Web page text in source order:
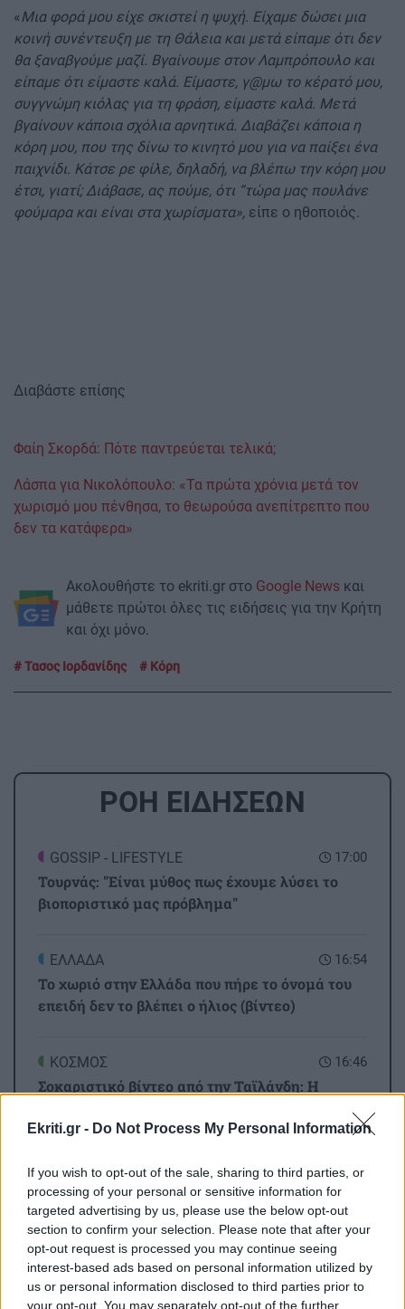
Ekriti.gr - Do Not Process My Personal Information
If you wish to opt-out of the sale, sharing to third parties, or
processing of your personal or sensitive information for
targeted advertising by us, please use the below opt-out
section to confirm your selection. Please note that after your
opt-out request is processed you may continue seeing
interest-based ads based on personal information utilized by
us or personal information disclosed to third parties prior to
your opt-out. You may separately opt-out of the further
«Μια φορά μου είχε σκιστεί η ψυχή. Είχαμε δώσει μια
κοινή συνέντευξη με τη Θάλεια και μετά είπαμε ότι δεν
θα ξαναβγούμε μαζί. Βγαίνουμε στον Λαμπρόπουλο και
είπαμε ότι είμαστε καλά. Είμαστε, γ@μω το κέρατό μου,
συγγνώμη κιόλας για τη φράση, είμαστε καλά. Μετά
βγαίνουν κάποια σχόλια αρνητικά. Διαβάζει κάποια η
κόρη μου, που της δίνω το κινητό μου για να παίξει ένα
παιχνίδι. Κάτσε ρε φίλε, δηλαδή, να βλέπω την κόρη μου
έτσι, γιατί; Διάβασε, ας πούμε, ότι “τώρα μας πουλάνε
φούμαρα και είναι στα χωρίσματα», είπε ο ηθοποιός.
Διαβάστε επίσης
Φαίη Σκορδά: Πότε παντρεύεται τελικά;
Λάσπα για Νικολόπουλο: «Τα πρώτα χρόνια μετά τον
χωρισμό μου πένθησα, το θεωρούσα ανεπίτρεπτο που
δεν τα κατάφερα»
Ακολουθήστε το ekriti.gr στο Google News και
μάθετε πρώτοι όλες τις ειδήσεις για την Κρήτη
και όχι μόνο.
Τασος Ιορδανίδης Κόρη
ΡΟΗ ΕΙΔΗΣΕΩΝ
17:00
GOSSIP - LIFESTYLE
Τουρνάς: "Είναι μύθος πως έχουμε λύσει το
βιοποριστικό μας πρόβλημα"
16:54
ΕΛΛΑΔΑ
Το χωριό στην Ελλάδα που πήρε το όνομά του
επειδή δεν το βλέπει ο ήλιος (βίντεο)
16:46
ΚΟΣΜΟΣ
Σοκαριστικό βίντεο από την Ταϊλάνδη: Η
σκορπάει τον θάνατο σε σχολείο
16:37
ΚΡΗΤΗ
Άγιος Νικόλαος: «Κρητικά Μαγειρέματα» με
αφορμή την Παγκόσμια Ημέρα Τουρισμού
16:27
ΕΛΛΑΔΑ
Όλες οι ειδήσεις